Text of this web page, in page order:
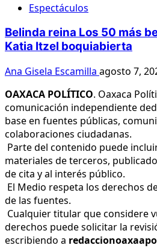
Espectáculos
Belinda reina Los 50 más
Katia Itzel boquiabierta
Ana Gisela Escamilla agosto 7,
OAXACA POLÍTICO. Oaxaca
comunicación independiente
base en fuentes públicas,
colaboraciones ciudadanas.
Parte del contenido puede
materiales de terceros,
de cita y al interés público.
El Medio respeta los derechos
de las fuentes.
Cualquier titular que considere
derechos puede solicitar la
escribiendo a